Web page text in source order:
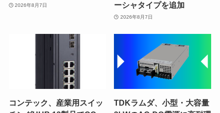
2026年8月7日
ーシャタイプを追加
2026年8月7日
コンテック、産業用スイッ
TDKラムダ、小型・大容量